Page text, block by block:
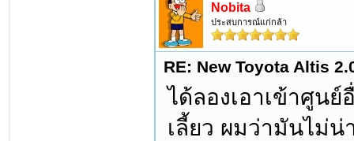
Nobita
ประสบการณ์แก่กล้า
RE: New Toyota Altis
ได้ลองเอาเข้าศูน
เลี้ยว ผมว่ามันไม่น่